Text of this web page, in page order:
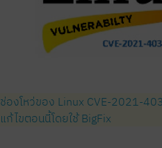
ช่องโหว่ของ Linux CVE-2021-
แก้ไขตอนนี้โดยใช้ BigFix